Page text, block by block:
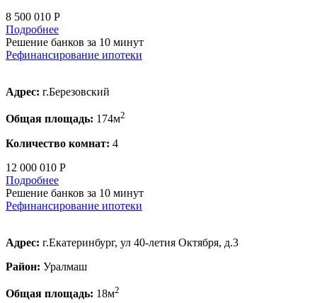
8 500 010 Р
Подробнее
Решение банков за 10 минут
Рефинансирование ипотеки
Адрес: г.Березовский
Общая площадь: 174м2
Количество комнат: 4
12 000 010 Р
Подробнее
Решение банков за 10 минут
Рефинансирование ипотеки
Адрес: г.Екатеринбург, ул 40-летия Октября, д.3
Район: Уралмаш
Общая площадь: 18м2